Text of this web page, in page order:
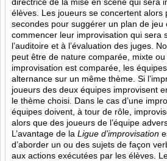
élèves. Les joueurs se concertent alors
secondes pour suggérer un plan de jeu
commencer leur improvisation qui sera
l’auditoire et à l’évaluation des juges.
peut être de nature comparée, mixte ou
improvisation est comparée, les
alternance sur un même thème. Si
joueurs des deux équipes improvisent
le thème choisi. Dans le cas d’une
équipes doivent, à tour de rôle,
alors que des joueurs de l’équipe
L’avantage de la Ligue d’improvisation
d’aborder un ou des sujets de façon
aux actions exécutées par les élèves.